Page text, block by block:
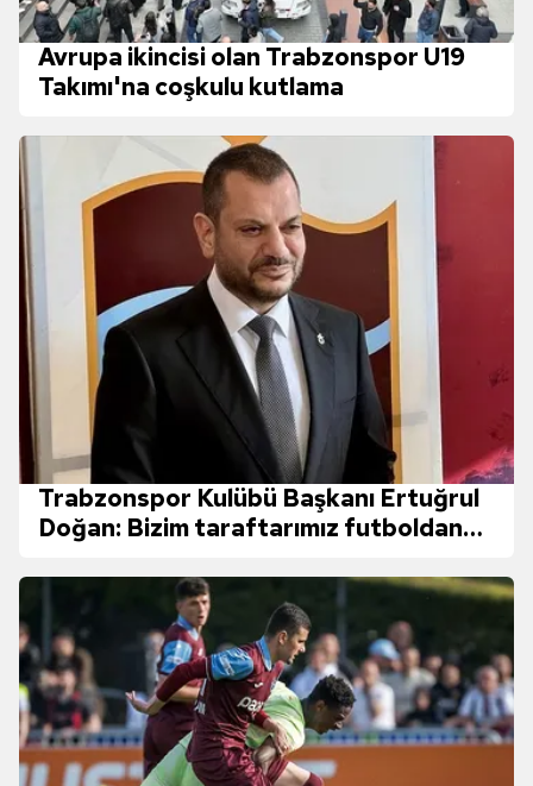
Avrupa ikincisi olan Trabzonspor U19
Takımı'na coşkulu kutlama
Trabzonspor Kulübü Başkanı Ertuğrul
Doğan: Bizim taraftarımız futboldan